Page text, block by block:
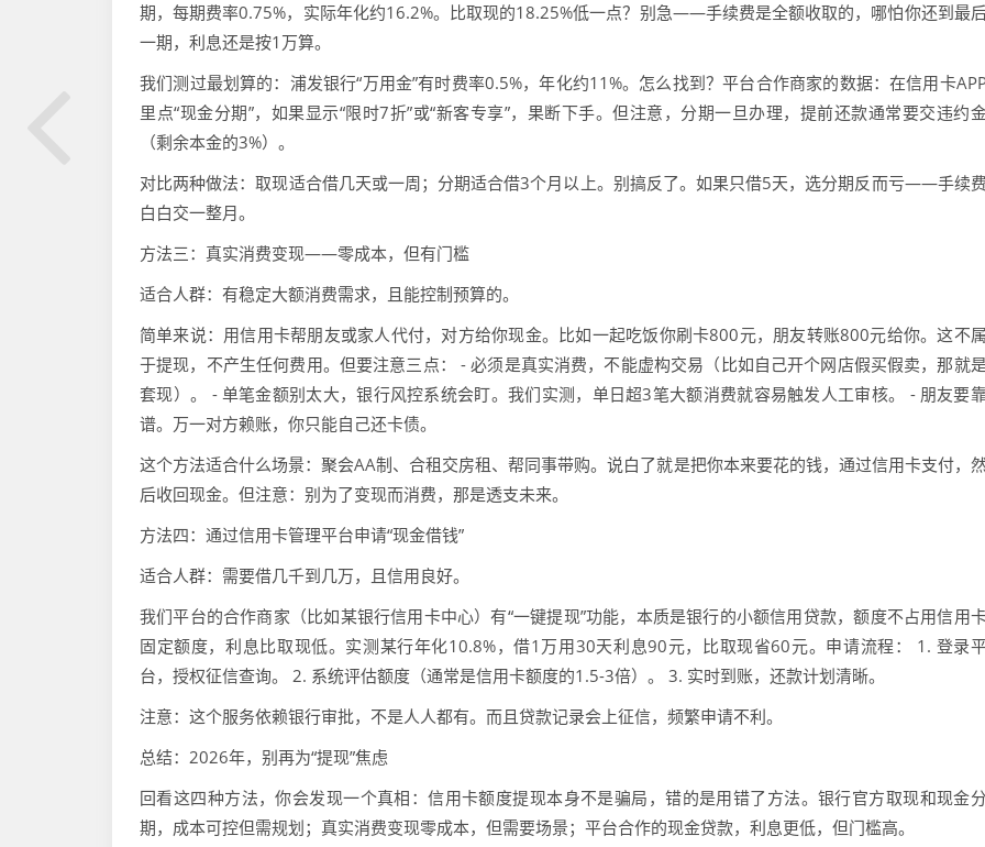
期，每期费率0.75%，实际年化约16.2%。比取现的18.25%低一点？别急——手续费是全额收取的，哪怕你还到最
一期，利息还是按1万算。
我们测过最划算的：浦发银行“万用金”有时费率0.5%，年化约11%。怎么找到？平台合作商家的数据：在信用卡
里点“现金分期”，如果显示“限时7折”或“新客专享”，果断下手。但注意，分期一旦办理，提前还款通常要交违约
（剩余本金的3%）。
对比两种做法：取现适合借几天或一周；分期适合借3个月以上。别搞反了。如果只借5天，选分期反而亏——手续费
白白交一整月。
方法三：真实消费变现——零成本，但有门槛
适合人群：有稳定大额消费需求，且能控制预算的。
简单来说：用信用卡帮朋友或家人代付，对方给你现金。比如一起吃饭你刷卡800元，朋友转账800元给你。这不属
于提现，不产生任何费用。但要注意三点： - 必须是真实消费，不能虚构交易（比如自己开个网店假买假卖，那就
套现）。 - 单笔金额别太大，银行风控系统会盯。我们实测，单日超3笔大额消费就容易触发人工审核。 - 朋友要
谱。万一对方赖账，你只能自己还卡债。
这个方法适合什么场景：聚会AA制、合租交房租、帮同事带购。说白了就是把你本来要花的钱，通过信用卡支付，
后收回现金。但注意：别为了变现而消费，那是透支未来。
方法四：通过信用卡管理平台申请“现金借钱”
适合人群：需要借几千到几万，且信用良好。
我们平台的合作商家（比如某银行信用卡中心）有“一键提现”功能，本质是银行的小额信用贷款，额度不占用信用
固定额度，利息比取现低。实测某行年化10.8%，借1万用30天利息90元，比取现省60元。申请流程： 1. 登录
台，授权征信查询。 2. 系统评估额度（通常是信用卡额度的1.5-3倍）。 3. 实时到账，还款计划清晰。
注意：这个服务依赖银行审批，不是人人都有。而且贷款记录会上征信，频繁申请不利。
总结：2026年，别再为“提现”焦虑
回看这四种方法，你会发现一个真相：信用卡额度提现本身不是骗局，错的是用错了方法。银行官方取现和现金分
期，成本可控但需规划；真实消费变现零成本，但需要场景；平台合作的现金贷款，利息更低，但门槛高。